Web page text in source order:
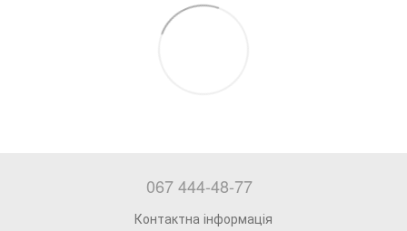
067 444-48-77
Контактна інформація